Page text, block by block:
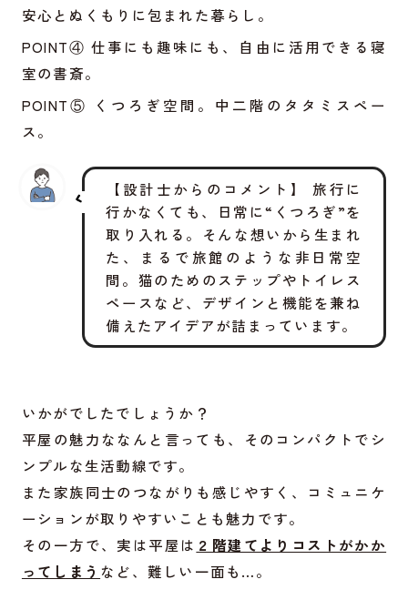
安心とぬくもりに包まれた暮らし。
POINT④ 仕事にも趣味にも、自由に活用できる寝
室の書斎。
POINT⑤ くつろぎ空間。中二階のタタミスペー
ス。
【設計士からのコメント】 旅行に
行かなくても、日常に“くつろぎ”を
取り入れる。そんな想いから生まれ
た、まるで旅館のような非日常空
間。猫のためのステップやトイレス
ペースなど、デザインと機能を兼ね
備えたアイデアが詰まっています。
いかがでしたでしょうか？
平屋の魅力ななんと言っても、そのコンパクトでシ
ンプルな生活動線です。
また家族同士のつながりも感じやすく、コミュニケ
ーションが取りやすいことも魅力です。
その一方で、実は平屋は ２階建てよりコストがかか
ってしまう など、難しい一面も…。